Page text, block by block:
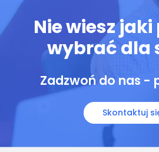
Nie wiesz
wybrać dla
Zadzwoń do nas -
Skontaktuj